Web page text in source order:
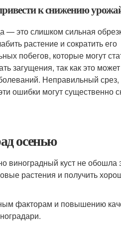
к снижению
— это слишком сильная
растение и сократить его
побегов, которые могут
загущения, так как это может
Неправильный
ошибки могут существенно
осенью
виноградный куст не обошла
растения и получить
факторам и повышению